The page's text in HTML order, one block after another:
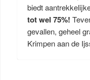
biedt
tot wel 75%!
gevallen, geheel
Krimpen aan de